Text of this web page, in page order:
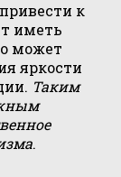
к
иметь
может
яркости
Таким
.